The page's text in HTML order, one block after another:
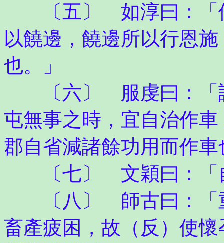
〔五〕 如淳曰：「使
以饒邊，饒邊所以行恩
也。」
〔六〕 服虔曰：「詐
屯無事之時，宜自治作
郡自省減諸餘功用而作
〔七〕 文穎曰：「
〔八〕 師古曰：「重
畜產疲困，故（反）使